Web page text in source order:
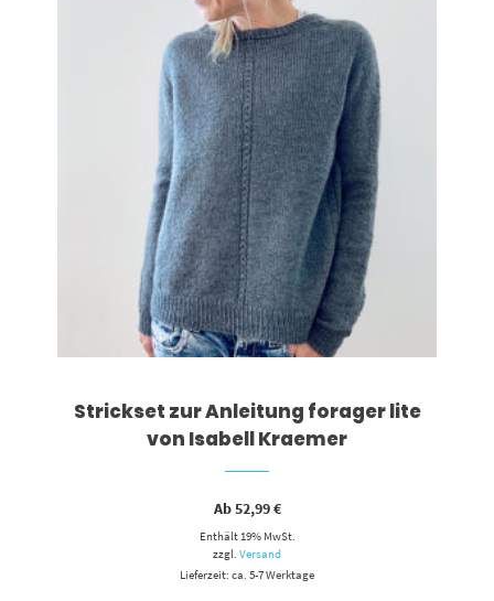
Strickset zur Anleitung forager lite
von Isabell Kraemer
Ab52,99€
Enthält 19% MwSt.
zzgl.Versand
Lieferzeit: ca. 5-7 Werktage